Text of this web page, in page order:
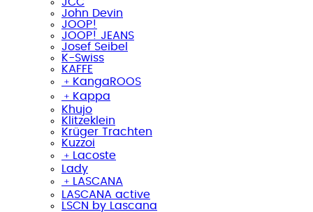
John Devin
JOOP!
JOOP! JEANS
Josef Seibel
K-Swiss
KAFFE
﹢ KangaROOS
﹢ Kappa
Khujo
Klitzeklein
Krüger Trachten
Kuzzoi
﹢
Lacoste
Lady
﹢
LASCANA
LASCANA active
LSCN by Lascana